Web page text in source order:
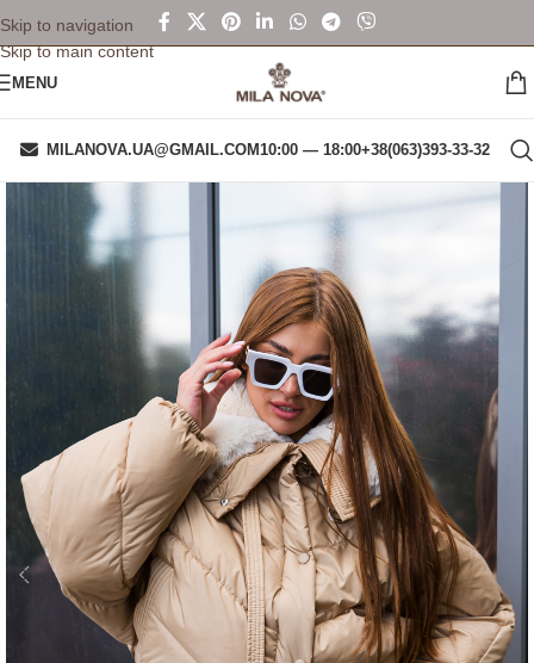
Skip to navigation
Skip to main content
MENU
MILANOVA.UA@GMAIL.COM10:00 — 18:00+38(063)393-33-32